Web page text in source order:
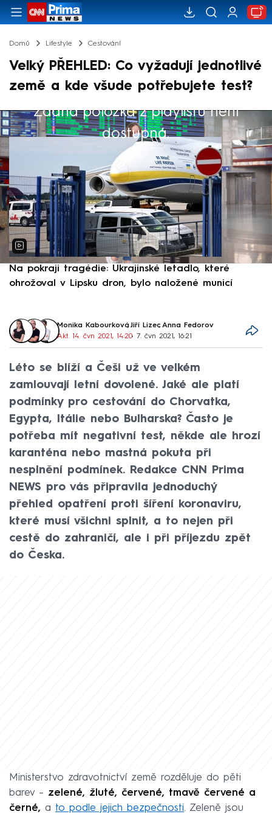
Domů Lifestyle Cestování
Velký PŘEHLED: Co vyžadují jednotlivé
země a kde všude potřebujete test?
Žádná položka z playlistu není
dostupná.
Výběr redakce
Na pokraji tragédie: Ukrajinské letadlo, které
ohrožoval v Lipsku dron, bylo naložené municí
Monika Kabourková,Jiří Lizec,Anna Fedorov
Akt. 14. čvn 2021, 14:20• 7. čvn 2021, 16:21
Léto se blíží a Češi už ve velkém
zamlouvají letní dovolené. Jaké ale platí
podmínky pro cestování do Chorvatka,
Egypta, Itálie nebo Bulharska? Často je
potřeba mít negativní test, někde ale hrozí
karanténa nebo mastná pokuta při
nesplnění podmínek. Redakce CNN Prima
NEWS pro vás připravila jednoduchý
přehled opatření proti šíření koronaviru,
které musí všichni splnit, a to nejen při
cestě do zahraničí, ale i při příjezdu zpět
do Česka.
Ministerstvo zdravotnictví země rozděluje do pěti
barev – zelené, žluté, červené, tmavě červené a
černé, a to podle jejich bezpečnosti. Zeleně jsou